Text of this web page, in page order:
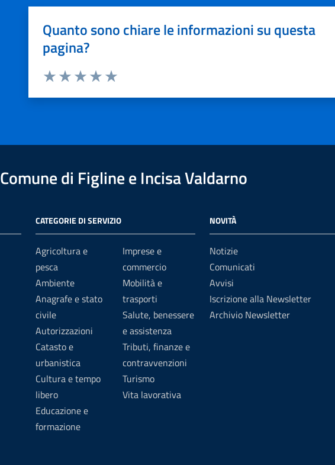
Quanto sono chiare le informazioni su questa
pagina?
Comune di Figline e Incisa Valdarno
CATEGORIE DI SERVIZIO
Agricoltura e
pesca
Ambiente
Anagrafe e stato
civile
Autorizzazioni
Catasto e
urbanistica
Cultura e tempo
libero
Educazione e
formazione
Imprese e
commercio
Mobilità e
trasporti
Salute, benessere
e assistenza
Tributi, finanze e
contravvenzioni
Turismo
Vita lavorativa
NOVITÀ
Notizie
Comunicati
Avvisi
Iscrizione alla Newsletter
Archivio Newsletter